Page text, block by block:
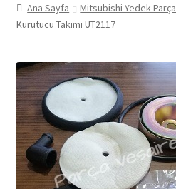
Ana Sayfa Mitsubishi Yedek Parça
Kurutucu Takımı UT2117